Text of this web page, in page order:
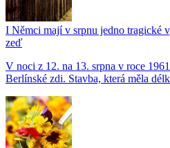
I Němci mají v srpnu jedno tragické
zeď
V noci z 12. na 13. srpna v roce
Berlínské zdi. Stavba, která měla